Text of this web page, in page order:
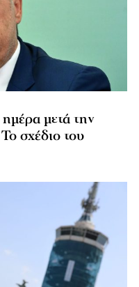
μετά την
σχέδιο του